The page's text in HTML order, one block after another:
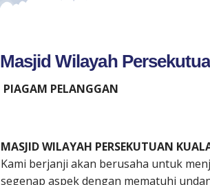
Masjid Wilayah
PIAGAM PELANGGAN
MASJID WILAYAH PERSEKUTUAN
Kami berjanji akan berusaha untuk
segenap aspek dengan mematuhi